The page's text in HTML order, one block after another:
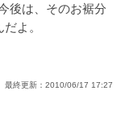
後は、そのお裾分
よ。
最終更新： 2010/06/17 17:27